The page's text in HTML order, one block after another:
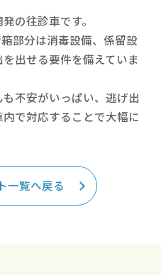
の往診車です。
部分は消毒設備、係留設
出せる要件を備えていま
不安がいっぱい、逃げ出
で対応することで大幅に
一覧へ戻る